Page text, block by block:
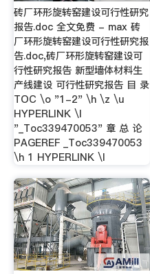
砖厂环形旋转窑建设可行性研究
报告.doc 全文免费 - max 砖
厂环形旋转窑建设可行性研究报
告.doc,砖厂环形旋转窑建设可
行性研究报告 新型墙体材料生
产线建设 可行性研究报告 目 录
TOC \o "1-2" \h \z \u
HYPERLINK \l
"_Toc339470053" 章 总 论
PAGEREF _Toc339470053
\h 1 HYPERLINK \l